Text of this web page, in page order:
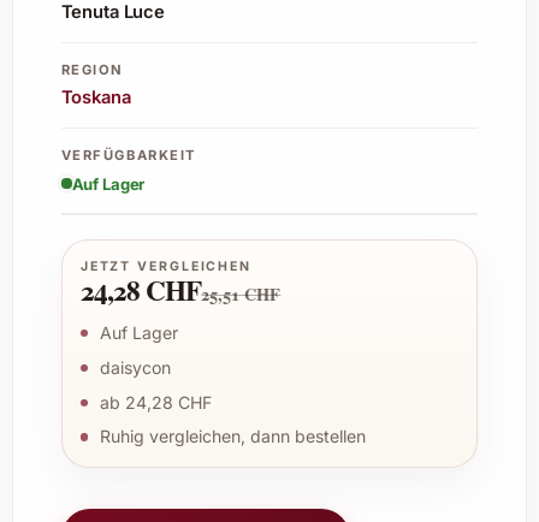
Tenuta Luce
REGION
Toskana
VERFÜGBARKEIT
Auf Lager
JETZT VERGLEICHEN
24,28 CHF25,51 CHF
Auf Lager
daisycon
ab 24,28 CHF
Ruhig vergleichen, dann bestellen